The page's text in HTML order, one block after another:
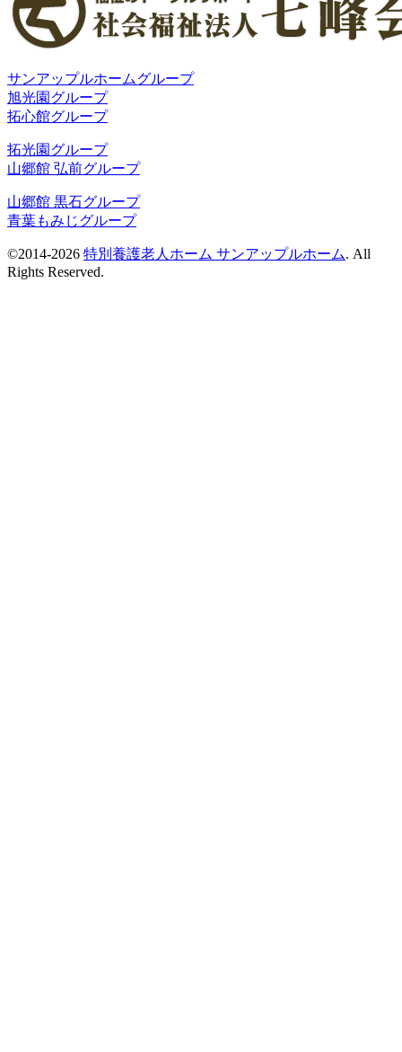
サンアップルホームグループ
旭光園グループ
拓心館グループ
拓光園グループ
山郷館 弘前グループ
山郷館 黒石グループ
青葉もみじグループ
©2014-2026 特別養護老人ホーム サンアップルホーム. All
Rights Reserved.